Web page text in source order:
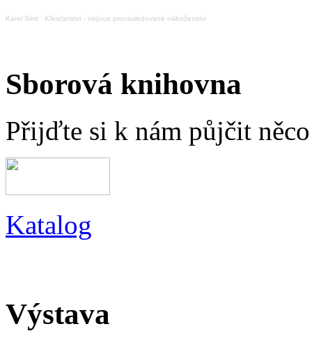
Karel Šimr · Křesťanství - nejvíce pronásledované náboženství
Sborová knihovna
Přijďte si k nám půjčit
Katalog
Výstava